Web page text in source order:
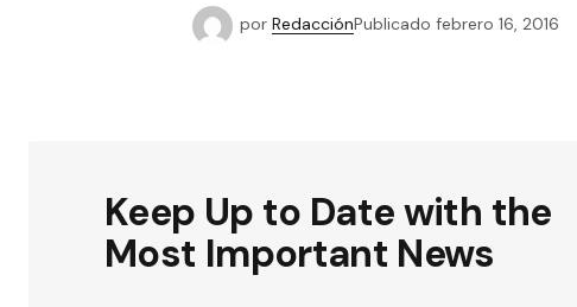
por RedacciónPublicado febrero 16, 2016
Keep Up to Date with the
Most Important News